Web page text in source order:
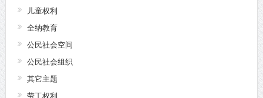
儿童权利
全纳教育
公民社会空间
公民社会组织
其它主题
劳工权利